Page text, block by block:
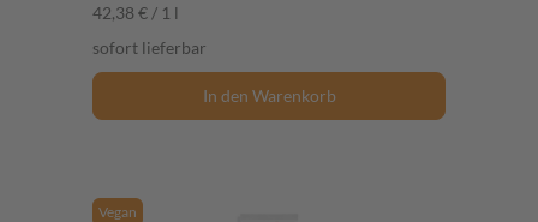
42,38 € / 1 l
sofort lieferbar
In den Warenkorb
Vegan